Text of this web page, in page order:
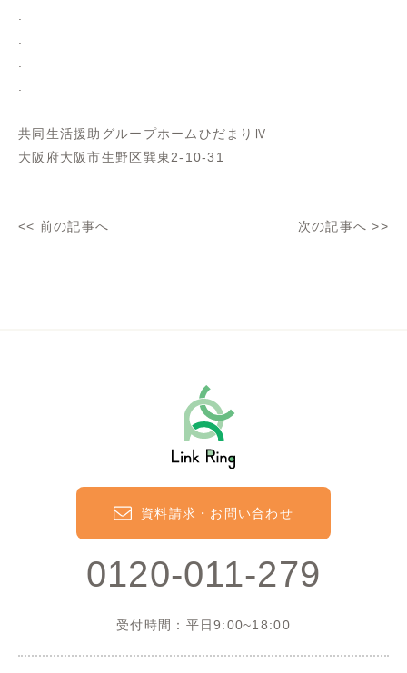
共同生活援助グループホームひだまりⅣ
大阪府大阪市生野区巽東2-10-31
<< 前の記事へ 次の記事へ >>
0120-011-279
受付時間：平日9:00~18:00
資料請求・お問い合わせ